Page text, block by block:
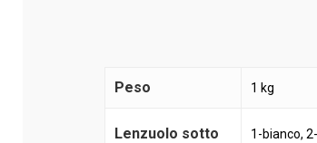
Peso 1 kg
Lenzuolo sotto
1-bianco,